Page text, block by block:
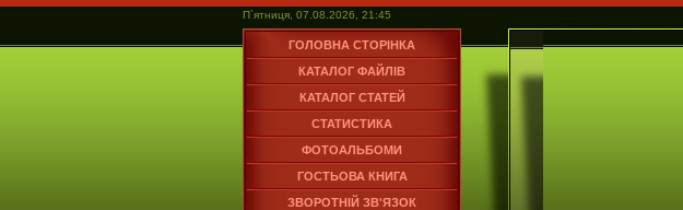
П`ятниця, 07.08.2026, 21:45
ГОЛОВНА СТОРІНКА
КАТАЛОГ ФАЙЛІВ
КАТАЛОГ СТАТЕЙ
СТАТИСТИКА
ФОТОАЛЬБОМИ
ГОСТЬОВА КНИГА
ЗВОРОТНІЙ ЗВ'ЯЗОК